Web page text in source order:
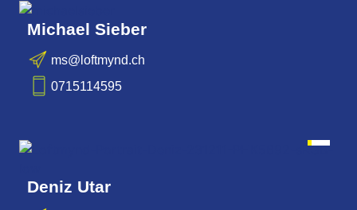
Michael Sieber
ms@loftmynd.ch
0715114595
Deniz Utar